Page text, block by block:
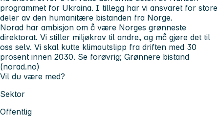
programmet for Ukraina. I tillegg har vi ansvaret for store
deler av den humanitære bistanden fra Norge.
Norad har ambisjon om å være Norges grønneste
direktorat. Vi stiller miljøkrav til andre, og må gjøre det til
oss selv. Vi skal kutte klimautslipp fra driften med 30
prosent innen 2030. Se forøvrig; Grønnere bistand
(norad.no)
Vil du være med?
Sektor
Offentlig